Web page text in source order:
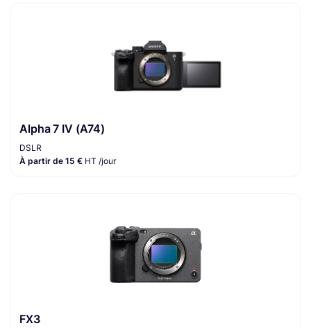
Alpha 7 IV (A74)
DSLR
À partir de 15 € HT /jour
FX3